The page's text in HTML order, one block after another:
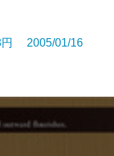
2005/01/16